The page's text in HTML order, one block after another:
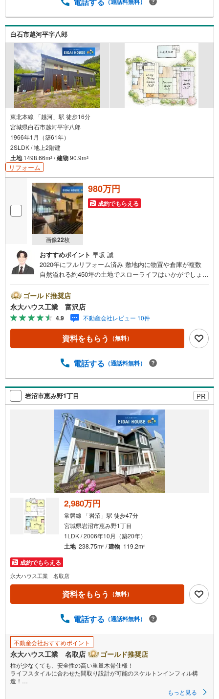
ご家族様で是非お越しください。営業時間:10:00～18:00
（定休日火・水曜日※店舗により変動あり）現地のご案内も
可能ですので、どうぞお気軽にお問い合わせください！
白石市越河平字八郎
東北本線 「越河」駅 徒歩16分
宮城県白石市越河平字八郎
1966年1月（築61年）
2SLDK / 地上2階建
土地1498.66m2 /建物90.9m2
リフォーム
画像22枚
980万円
成約でもらえる
おすすめポイント 早坂 誠
2020年にフルリフォーム済み 敷地内に物置や倉庫が複数
自然溢れる約450坪の土地でスローライフはいかがでしょう
数店舗で展開中！こちらでは当社の強みを大きく2つに分け
てご紹介！1.＜豊富な不動産知識＞戸建・マンション・土
地...と種別を問わず不動産を取り扱っております。更に教
育施設や商業施設、子育て環境や行政などの地域情報を総
合し、お客様により良い物件選びをして頂けるよう、しっ
かりとサポートさせて頂きます。2.＜経験豊富なスタッフ
など住宅に関する様々なご質問はもちろん、ご購入時に気
せて頂きます。各店舗ではキッズスペースも完備！お子様
連れのご家族様で是非お越しください。営業時間:10:00～1
8:00（定休日火・水曜日※店舗により変動あり）現地のご案
内も可能ですので、どうぞお気軽にお問い合わせくださ
ゴールド推奨店
永大ハウス工業 富沢店
4.9 不動産会社レビュー 10件
資料をもらう （無料）
電話する （通話料無料）
岩沼市恵み野1丁目 PR
2,980万円
常磐線 「岩沼」駅 徒歩47分
宮城県岩沼市恵み野1丁目
1LDK / 2006年10月（築20年）
土地 238.75m2 /建物 119.2m2
成約でもらえる
永大ハウス工業 名取店
資料をもらう （無料）
電話する （通話料無料）
不動産会社おすすめポイント
永大ハウス工業 名取店 ゴールド推奨店
柱が少なくても、安全性の高い重量木骨仕様！
ライフスタイルに合わせた間取り設計が可能のスケルトンインフィル構
造！
もっと見る